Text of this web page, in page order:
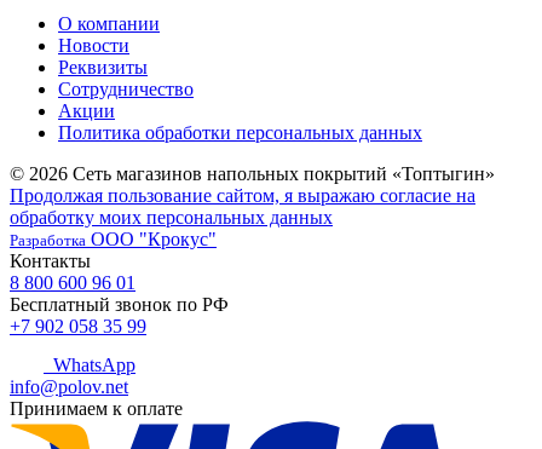
О компании
Новости
Реквизиты
Сотрудничество
Акции
Политика обработки персональных данных
© 2026 Сеть магазинов напольных покрытий «Топтыгин»
Продолжая пользование сайтом, я выражаю согласие на
обработку моих персональных данных
Разработка ООО "Крокус"
Контакты
8 800 600 96 01
Бесплатный звонок по РФ
+7 902 058 35 99
WhatsApp
info@polov.net
Принимаем к оплате